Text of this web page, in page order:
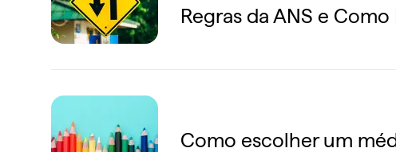
Regras da ANS e
Como escolher um